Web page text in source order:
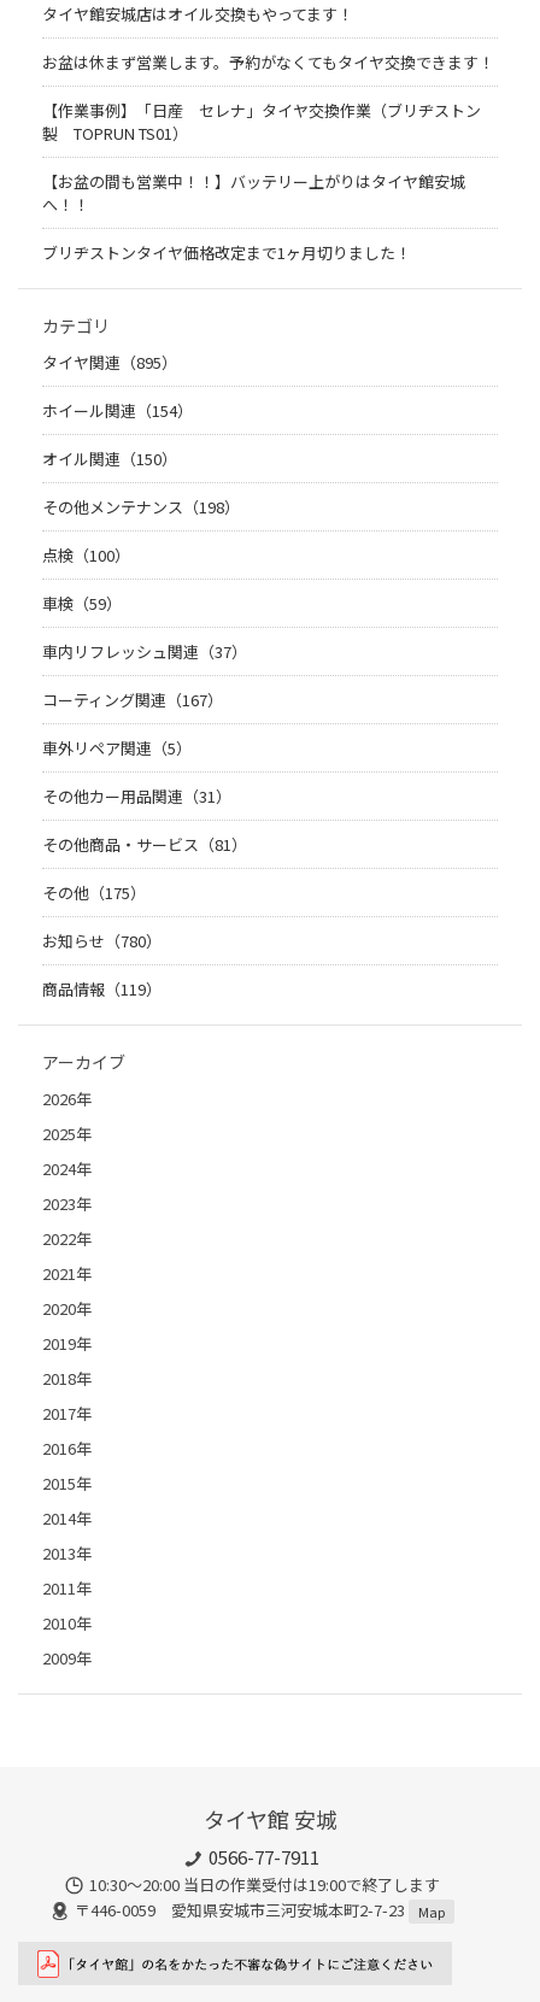
タイヤ館安城店はオイル交換もやってます！
お盆は休まず営業します。予約がなくてもタイヤ交換できます！
【作業事例】「日産 セレナ」タイヤ交換作業（ブリヂストン
製 TOPRUN TS01）
【お盆の間も営業中！！】バッテリー上がりはタイヤ館安城
へ！！
ブリヂストンタイヤ価格改定まで1ヶ月切りました！
カテゴリ
タイヤ関連（895）
ホイール関連（154）
オイル関連（150）
その他メンテナンス（198）
点検（100）
車検（59）
車内リフレッシュ関連（37）
コーティング関連（167）
車外リペア関連（5）
その他カー用品関連（31）
その他商品・サービス（81）
その他（175）
お知らせ（780）
商品情報（119）
アーカイブ
2026年
2025年
2024年
2023年
2022年
2021年
2020年
2019年
2018年
2017年
2016年
2015年
2014年
2013年
2011年
2010年
2009年
タイヤ館 安城
0566-77-7911
10:30〜20:00 当日の作業受付は19:00で終了します
〒446-0059 愛知県安城市三河安城本町2-7-23
Map